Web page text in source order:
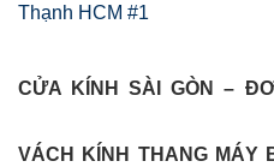
Thạnh HCM #1
CỬA KÍNH SÀI GÒN –
VÁCH KÍNH THANG MÁY